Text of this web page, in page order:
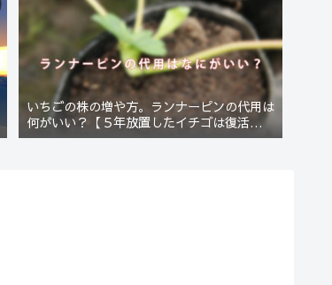
いちごの株の増や方。ランナーピンの代用は
何がいい？【５年放置したイチゴは復活する
のか？(10)】